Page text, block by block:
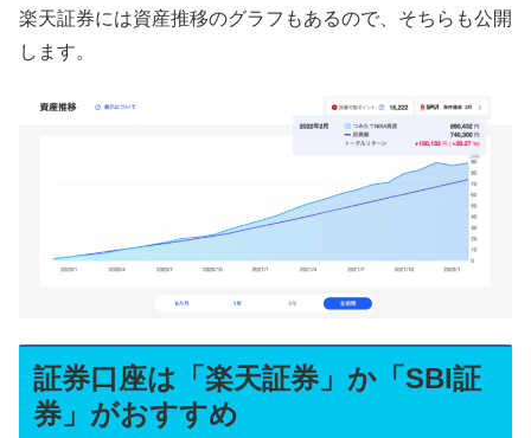
楽天証券には資産推移のグラフもあるので、そちらも公開
します。
証券口座は「楽天証券」か「SBI証
券」がおすすめ